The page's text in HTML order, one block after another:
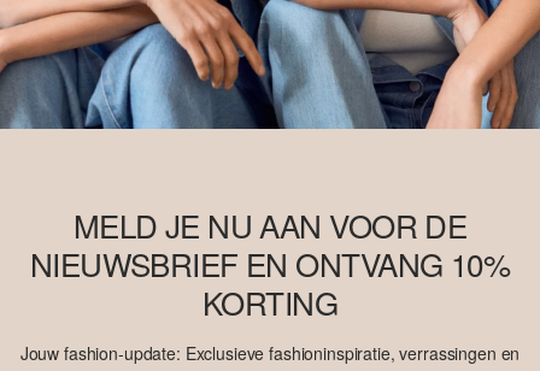
MELD JE NU AAN VOOR DE
NIEUWSBRIEF EN ONTVANG 10%
KORTING
Jouw fashion-update: Exclusieve fashioninspiratie, verrassingen en